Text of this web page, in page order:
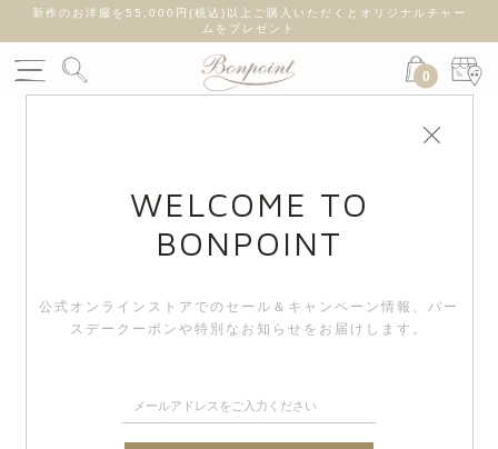
新作のお洋服を55,000円(税込)以上ご購入いただくとオリジナルチャー
ムをプレゼント
0
WELCOME TO
BONPOINT
公式オンラインストアでのセール＆キャンペーン情報、 バー
スデークーポンや特別なお知らせをお届けします。